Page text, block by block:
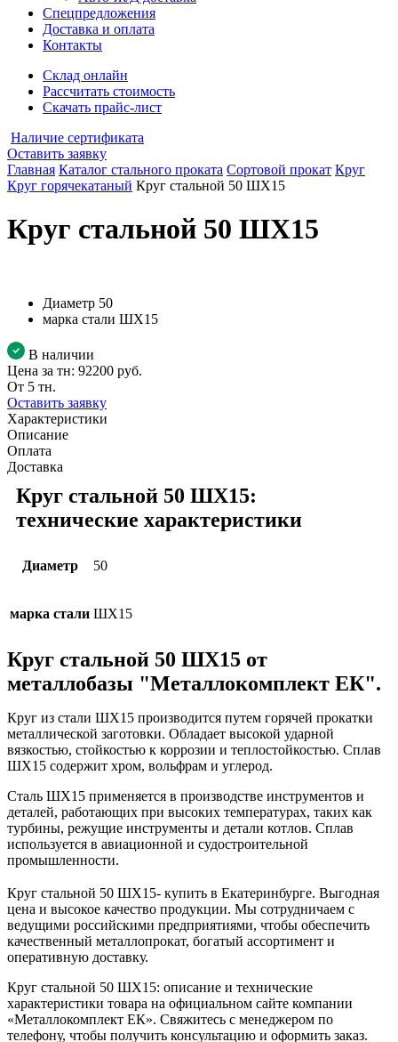
Спецпредложения
Доставка и оплата
Контакты
Склад онлайн
Рассчитать стоимость
Скачать прайс-лист
Наличие сертификата
Оставить заявку
Главная Каталог стального проката Сортовой прокат Круг
Круг горячекатаный Круг стальной 50 ШХ15
Круг стальной 50 ШХ15
Диаметр 50
марка стали ШХ15
В наличии
Цена за тн: 92200 руб.
От 5 тн.
Оставить заявку
Характеристики
Описание
Оплата
Доставка
Круг стальной 50 ШХ15:
технические характеристики
Диаметр 50
марка стали ШХ15
Круг стальной 50 ШХ15 от
металлобазы "Металлокомплект ЕК".
Круг из стали ШХ15 производится путем горячей прокатки
металлической заготовки. Обладает высокой ударной
вязкостью, стойкостью к коррозии и теплостойкостью. Сплав
ШХ15 содержит хром, вольфрам и углерод.
Сталь ШХ15 применяется в производстве инструментов и
деталей, работающих при высоких температурах, таких как
турбины, режущие инструменты и детали котлов. Сплав
используется в авиационной и судостроительной
промышленности.
Круг стальной 50 ШХ15- купить в Екатеринбурге. Выгодная
цена и высокое качество продукции. Мы сотрудничаем с
ведущими российскими предприятиями, чтобы обеспечить
качественный металлопрокат, богатый ассортимент и
оперативную доставку.
Круг стальной 50 ШХ15: описание и технические
характеристики товара на официальном сайте компании
«Металлокомплект ЕК». Свяжитесь с менеджером по
телефону, чтобы получить консультацию и оформить заказ.